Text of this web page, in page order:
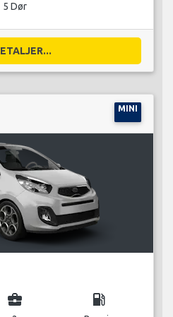
5 Dør
MINI
business_center local_gas_station